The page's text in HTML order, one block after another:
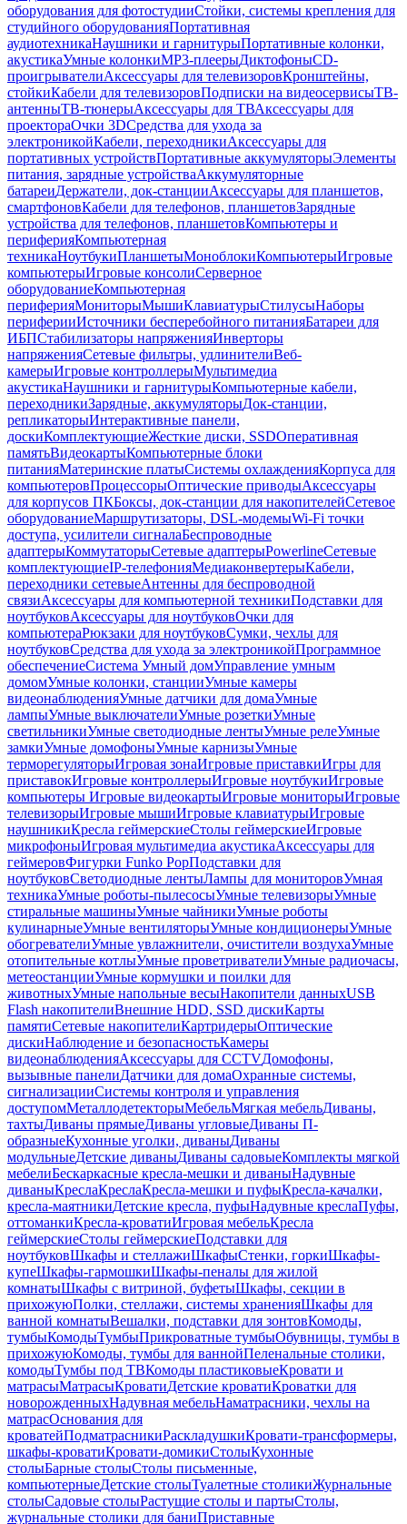
оборудования для фотостудииСтойки, системы крепления для
студийного оборудованияПортативная
аудиотехникаНаушники и гарнитурыПортативные колонки,
акустикаУмные колонкиMP3-плеерыДиктофоныCD-
проигрывателиАксессуары для телевизоровКронштейны,
стойкиКабели для телевизоровПодписки на видеосервисыТВ-
антенныТВ-тюнерыАксессуары для ТВАксессуары для
проектораОчки 3DСредства для ухода за
электроникойКабели, переходникиАксессуары для
портативных устройствПортативные аккумуляторыЭлементы
питания, зарядные устройстваАккумуляторные
батареиДержатели, док-станцииАксессуары для планшетов,
смартфоновКабели для телефонов, планшетовЗарядные
устройства для телефонов, планшетовКомпьютеры и
периферияКомпьютерная
техникаНоутбукиПланшетыМоноблокиКомпьютерыИгровые
компьютерыИгровые консолиСерверное
оборудованиеКомпьютерная
периферияМониторыМышиКлавиатурыСтилусыНаборы
периферииИсточники бесперебойного питанияБатареи для
ИБПСтабилизаторы напряженияИнверторы
напряженияСетевые фильтры, удлинителиВеб-
камерыИгровые контроллерыМультимедиа
акустикаНаушники и гарнитурыКомпьютерные кабели,
переходникиЗарядные, аккумуляторыДок-станции,
репликаторыИнтерактивные панели,
доскиКомплектующиеЖесткие диски, SSDОперативная
памятьВидеокартыКомпьютерные блоки
питанияМатеринские платыСистемы охлажденияКорпуса для
компьютеровПроцессорыОптические приводыАксессуары
для корпусов ПКБоксы, док-станции для накопителейСетевое
оборудованиеМаршрутизаторы, DSL-модемыWi-Fi точки
доступа, усилители сигналаБеспроводные
адаптерыКоммутаторыСетевые адаптерыPowerlineСетевые
комплектующиеIP-телефонияМедиаконвертерыКабели,
переходники сетевыеАнтенны для беспроводной
связиАксессуары для компьютерной техникиПодставки для
ноутбуковАксессуары для ноутбуковОчки для
компьютераРюкзаки для ноутбуковСумки, чехлы для
ноутбуковСредства для ухода за электроникойПрограммное
обеспечениеСистема Умный домУправление умным
домомУмные колонки, станцииУмные камеры
видеонаблюденияУмные датчики для домаУмные
лампыУмные выключателиУмные розеткиУмные
светильникиУмные светодиодные лентыУмные релеУмные
замкиУмные домофоныУмные карнизыУмные
терморегуляторыИгровая зонаИгровые приставкиИгры для
приставокИгровые контроллерыИгровые ноутбукиИгровые
компьютеры Игровые видеокартыИгровые мониторыИгровые
телевизорыИгровые мышиИгровые клавиатурыИгровые
наушникиКресла геймерскиеСтолы геймерскиеИгровые
микрофоныИгровая мультимедиа акустикаАксессуары для
геймеровФигурки Funko PopПодставки для
ноутбуковСветодиодные лентыЛампы для мониторовУмная
техникаУмные роботы-пылесосыУмные телевизорыУмные
стиральные машиныУмные чайникиУмные роботы
кулинарныеУмные вентиляторыУмные кондиционерыУмные
обогревателиУмные увлажнители, очистители воздухаУмные
отопительные котлыУмные проветривателиУмные радиочасы,
метеостанцииУмные кормушки и поилки для
животныхУмные напольные весыНакопители данныхUSB
Flash накопителиВнешние HDD, SSD дискиКарты
памятиСетевые накопителиКартридерыОптические
дискиНаблюдение и безопасностьКамеры
видеонаблюденияАксессуары для CCTVДомофоны,
вызывные панелиДатчики для домаОхранные системы,
сигнализацииСистемы контроля и управления
доступомМеталлодетекторыМебельМягкая мебельДиваны,
тахтыДиваны прямыеДиваны угловыеДиваны П-
образныеКухонные уголки, диваныДиваны
модульныеДетские диваныДиваны садовыеКомплекты мягкой
мебелиБескаркасные кресла-мешки и диваныНадувные
диваныКреслаКреслаКресла-мешки и пуфыКресла-качалки,
кресла-маятникиДетские кресла, пуфыНадувные креслаПуфы,
оттоманкиКресла-кроватиИгровая мебельКресла
геймерскиеСтолы геймерскиеПодставки для
ноутбуковШкафы и стеллажиШкафыСтенки, горкиШкафы-
купеШкафы-гармошкиШкафы-пеналы для жилой
комнатыШкафы с витриной, буфетыШкафы, секции в
прихожуюПолки, стеллажи, системы храненияШкафы для
ванной комнатыВешалки, подставки для зонтовКомоды,
тумбыКомодыТумбыПрикроватные тумбыОбувницы, тумбы в
прихожуюКомоды, тумбы для ваннойПеленальные столики,
комодыТумбы под ТВКомоды пластиковыеКровати и
матрасыМатрасыКроватиДетские кроватиКроватки для
новорожденныхНадувная мебельНаматрасники, чехлы на
матрасОснования для
кроватейПодматрасникиРаскладушкиКровати-трансформеры,
шкафы-кроватиКровати-домикиСтолыКухонные
столыБарные столыСтолы письменные,
компьютерныеДетские столыТуалетные столикиЖурнальные
столыСадовые столыРастущие столы и партыСтолы,
журнальные столики для баниПриставные